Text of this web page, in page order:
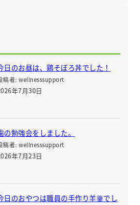
日のお昼は、鶏そぼろ丼でした！
稿者: wellnesssupport
年7月30日
の勉強会をしました。
稿者: wellnesssupport
年7月23日
日のおやつは職員の手作り羊羹でし